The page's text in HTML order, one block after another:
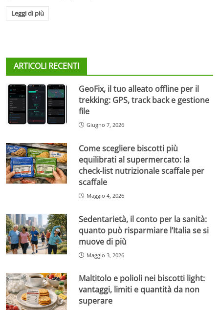
Leggi di più
ARTICOLI RECENTI
GeoFix, il tuo alleato offline per il
trekking: GPS, track back e gestione
file
Giugno 7, 2026
Come scegliere biscotti più
equilibrati al supermercato: la
check-list nutrizionale scaffale per
scaffale
Maggio 4, 2026
Sedentarietà, il conto per la sanità:
quanto può risparmiare l’Italia se si
muove di più
Maggio 3, 2026
Maltitolo e polioli nei biscotti light:
vantaggi, limiti e quantità da non
superare